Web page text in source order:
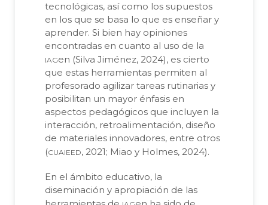
tecnológicas, así como los supuestos
en los que se basa lo que es enseñar y
aprender. Si bien hay opiniones
encontradas en cuanto al uso de la
iagen (Silva Jiménez, 2024), es cierto
que estas herramientas permiten al
profesorado agilizar tareas rutinarias y
posibilitan un mayor énfasis en
aspectos pedagógicos que incluyen la
interacción, retroalimentación, diseño
de materiales innovadores, entre otros
(cuaieed, 2021; Miao y Holmes, 2024).
En el ámbito educativo, la
diseminación y apropiación de las